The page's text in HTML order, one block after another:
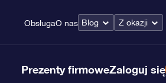
ObsługaO nas Blog Z okazji
Prezenty firmoweZaloguj się